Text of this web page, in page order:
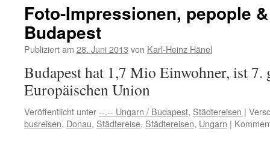
Sex
meiste
Foto-Impressionen, pepople
Budapest
Publiziert am 28. Juni 2013 von Karl-Heinz Hänel
Budapest hat 1,7 Mio Einwohner, ist 7.
Europäischen Union
Veröffentlicht unter--.-- Ungarn / Budapest, Städtereisen |
busreisen, Donau, Städtereise, Städtereisen, Ungarn |